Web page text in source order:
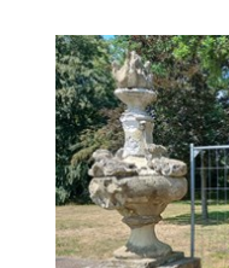
Wasser & Abwasser
Ortsgerichte &
Verwaltung & Politik